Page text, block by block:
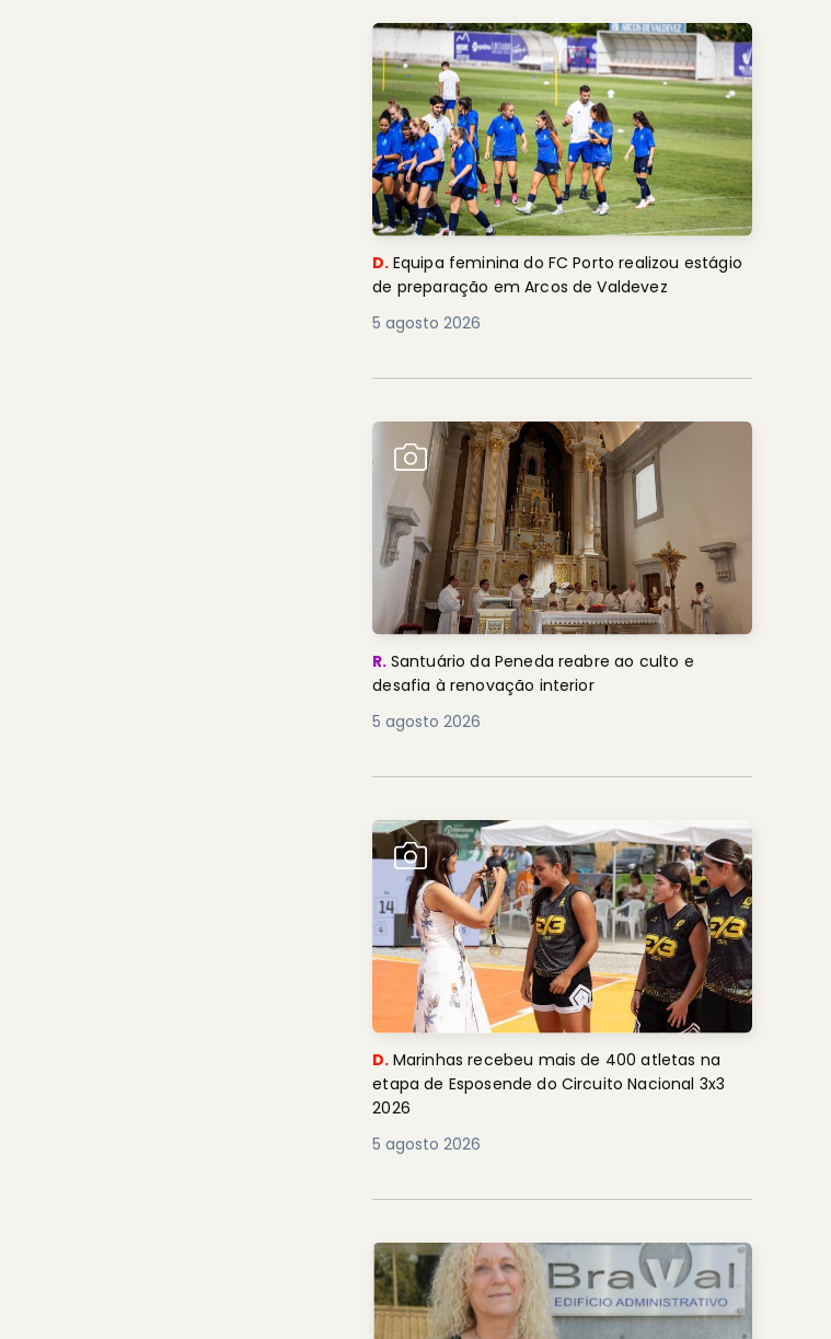
D. Equipa feminina do FC Porto realizou estágio
de preparação em Arcos de Valdevez
5 agosto 2026
R. Santuário da Peneda reabre ao culto e
desafia à renovação interior
5 agosto 2026
D. Marinhas recebeu mais de 400 atletas na
etapa de Esposende do Circuito Nacional 3x3
2026
5 agosto 2026